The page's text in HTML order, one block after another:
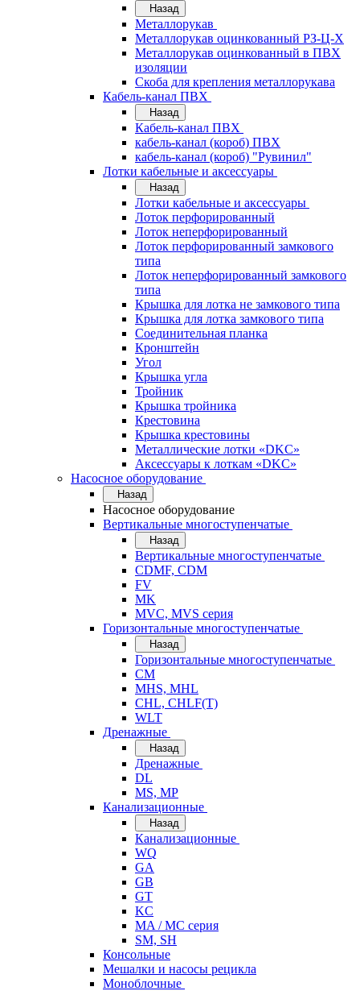
Назад
Металлорукав
Металлорукав оцинкованный РЗ-Ц-Х
Металлорукав оцинкованный в ПВХ
изоляции
Скоба для крепления металлорукава
Кабель-канал ПВХ
Назад
Кабель-канал ПВХ
кабель-канал (короб) ПВХ
кабель-канал (короб) "Рувинил"
Лотки кабельные и аксессуары
Назад
Лотки кабельные и аксессуары
Лоток перфорированный
Лоток неперфорированный
Лоток перфорированный замкового
типа
Лоток неперфорированный замкового
типа
Крышка для лотка не замкового типа
Крышка для лотка замкового типа
Соединительная планка
Кронштейн
Угол
Крышка угла
Тройник
Крышка тройника
Крестовина
Крышка крестовины
Металлические лотки «DKC»
Аксессуары к лоткам «DKC»
Насосное оборудование
Назад
Насосное оборудование
Вертикальные многоступенчатые
Назад
Вертикальные многоступенчатые
CDMF, CDM
FV
MK
MVC, MVS серия
Горизонтальные многоступенчатые
Назад
Горизонтальные многоступенчатые
CM
MHS, MHL
CHL, CHLF(T)
WLT
Дренажные
Назад
Дренажные
DL
MS, MP
Канализационные
Назад
Канализационные
WQ
GA
GB
GT
KC
MA / MC серия
SM, SH
Консольные
Мешалки и насосы рецикла
Моноблочные